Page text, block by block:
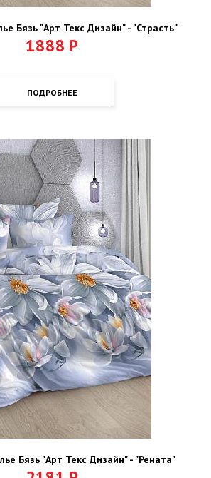
Бязь "Арт Текс Дизайн" - "Страсть"
1888 Р
ПОДРОБНЕЕ
Бязь "Арт Текс Дизайн" - "Рената"